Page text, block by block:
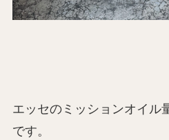
エッセのミッションオイル
です。